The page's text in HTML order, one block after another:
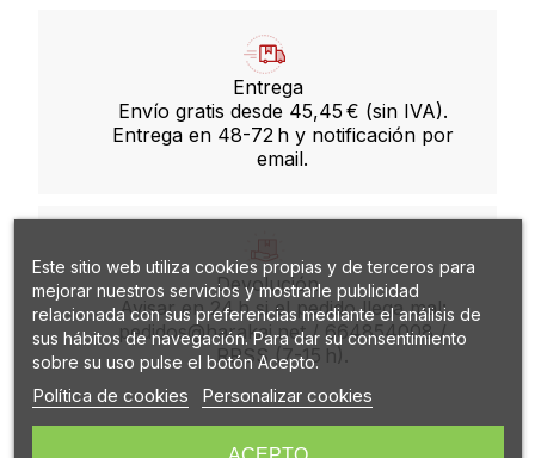
Entrega
Envío gratis desde 45,45 € (sin IVA).
Entrega en 48-72 h y notificación por
email.
Devolución
Avisar en 24 h si el pedido llega mal:
pedidos@harakai.net / 664854008 /
RRSS (7-15 h).
Este sitio web utiliza cookies propias y de terceros para
mejorar nuestros servicios y mostrarle publicidad
relacionada con sus preferencias mediante el análisis de
sus hábitos de navegación. Para dar su consentimiento
sobre su uso pulse el botón Acepto.
Política de cookies Personalizar cookies